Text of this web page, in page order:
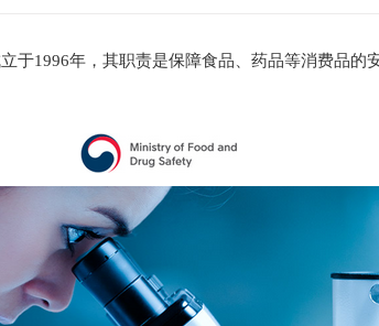
1996年，其职责是保障食品、药品等消费品的